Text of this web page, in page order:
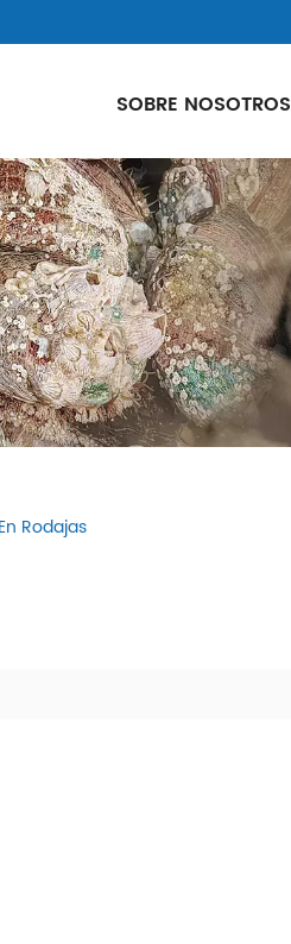
SOBRE NOSOTROS
Rodajas